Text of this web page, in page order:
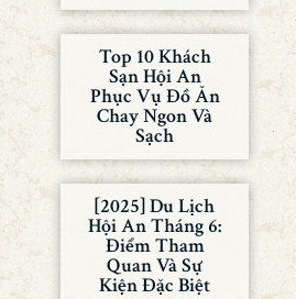
Top 10 Khách
Sạn Hội An
Phục Vụ Đồ Ăn
Chay Ngon Và
Sạch
[2025] Du Lịch
Hội An Tháng 6:
Điểm Tham
Quan Và Sự
Kiện Đặc Biệt